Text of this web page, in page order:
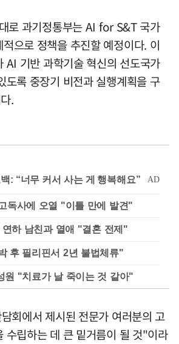
로 과기정통부는 AI for S&T 국가
으로 정책을 추진할 예정이다. 이
AI 기반 과학기술 혁신의 선도국가
도록 중장기 비전과 실행계획을 구
.
독사에 오열 "이틀 만에 발견"
하 남친과 열애 "결혼 전제"
후 필리핀서 2년 불법체류"
원 "치료가 날 죽이는 것 같아"
회에서 제시된 전문가 여러분의 고
수립하는 데 큰 밑거름이 될 것"이라